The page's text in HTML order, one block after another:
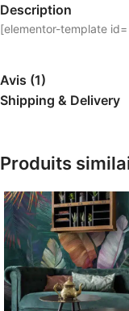
Description
[elementor-template
Avis (1)
Shipping & Delivery
Produits